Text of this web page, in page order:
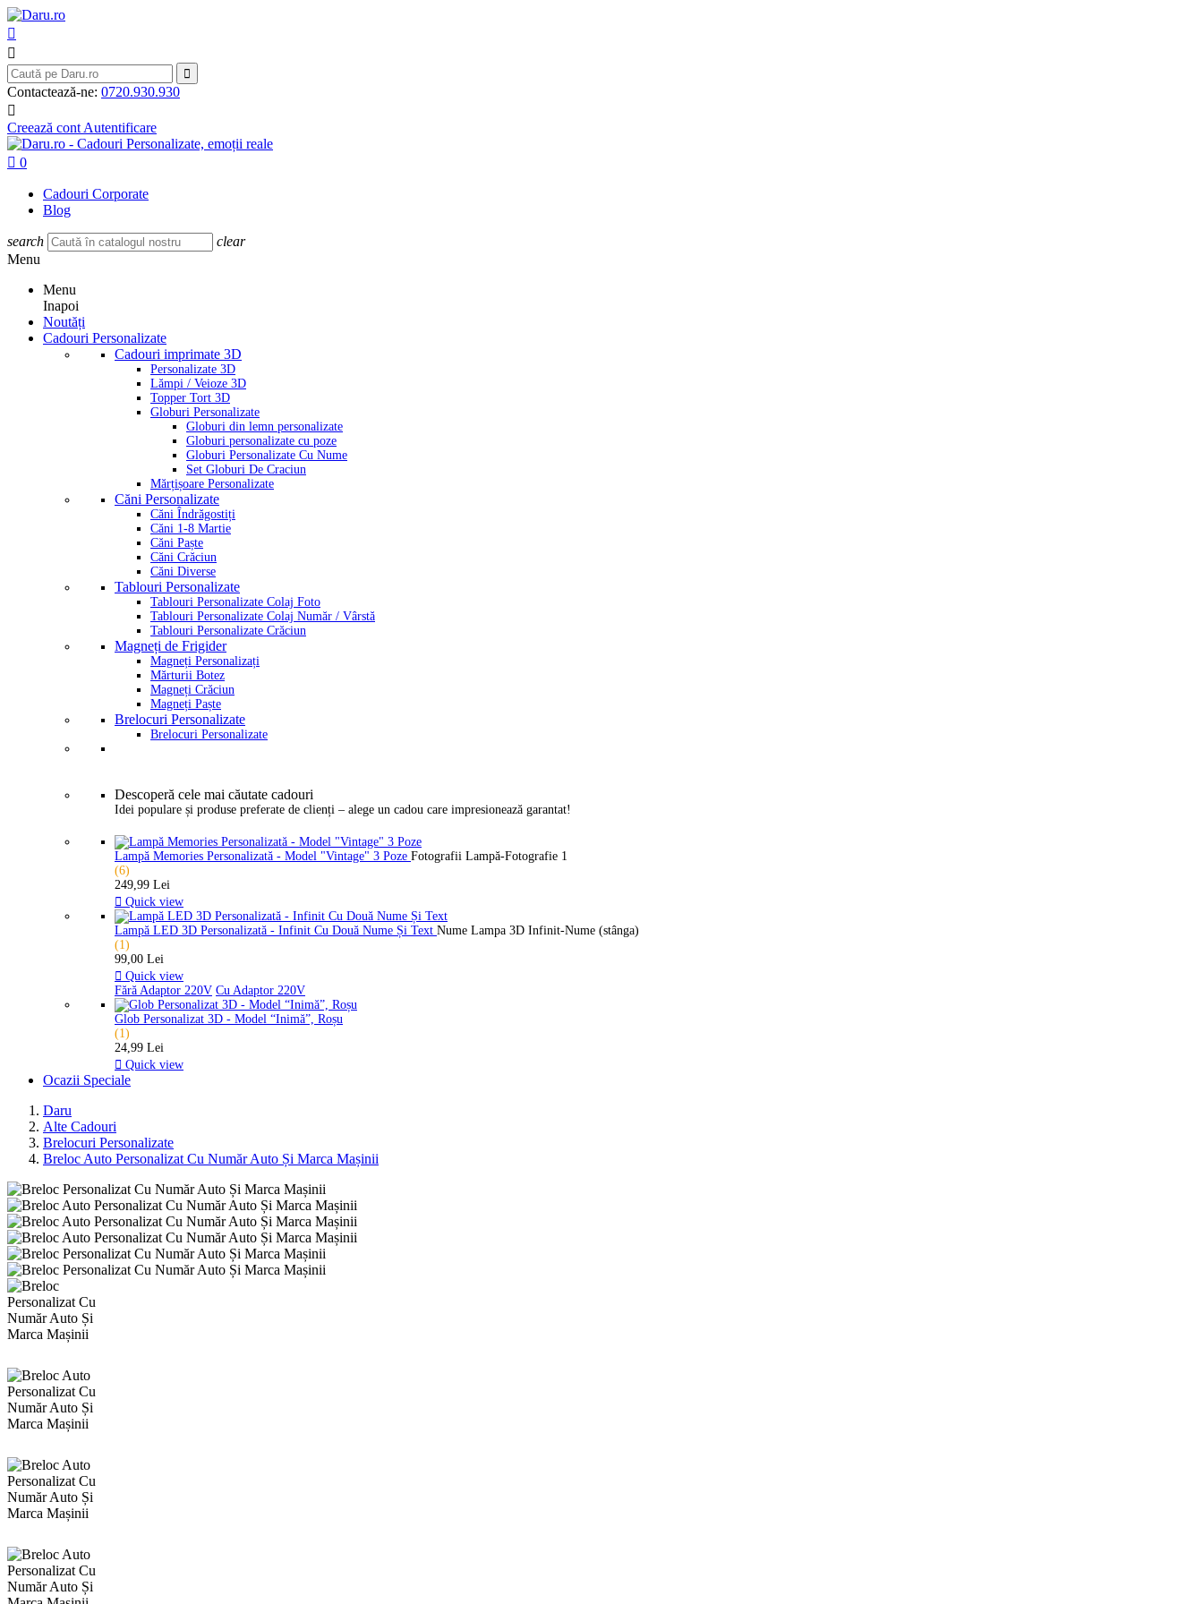



Contactează-ne: 0720.930.930

Creează cont Autentificare
 0
Cadouri Corporate
Blog
search
clear
Menu
Menu
Inapoi
Noutăți
Cadouri Personalizate
Cadouri imprimate 3D
Personalizate 3D
Lămpi / Veioze 3D
Topper Tort 3D
Globuri Personalizate
Globuri din lemn personalizate
Globuri personalizate cu poze
Globuri Personalizate Cu Nume
Set Globuri De Craciun
Mărțișoare Personalizate
Căni Personalizate
Căni Îndrăgostiți
Căni 1-8 Martie
Căni Paște
Căni Crăciun
Căni Diverse
Tablouri Personalizate
Tablouri Personalizate Colaj Foto
Tablouri Personalizate Colaj Număr / Vârstă
Tablouri Personalizate Crăciun
Magneți de Frigider
Magneți Personalizați
Mărturii Botez
Magneți Crăciun
Magneți Paște
Brelocuri Personalizate
Brelocuri Personalizate
Descoperă cele mai căutate cadouri
Idei populare și produse preferate de clienți – alege un cadou care impresionează garantat!
Lampă Memories Personalizată - Model "Vintage" 3 Poze Fotografii Lampă-Fotografie 1
(6)
249,99 Lei
 Quick view
Lampă LED 3D Personalizată - Infinit Cu Două Nume Și Text Nume Lampa 3D Infinit-Nume (stânga)
(1)
99,00 Lei
 Quick view
Fără Adaptor 220V Cu Adaptor 220V
Glob Personalizat 3D - Model “Inimă”, Roșu
(1)
24,99 Lei
 Quick view
Ocazii Speciale
Daru
Alte Cadouri
Brelocuri Personalizate
Breloc Auto Personalizat Cu Număr Auto Și Marca Mașinii